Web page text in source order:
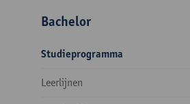
Bachelor
Studieprogramma
Leerlijnen